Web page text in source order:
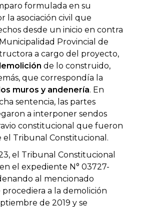
formulada en su
la asociación civil que
desde un inicio en contra
Provincial de
a cargo del proyecto,
de lo construido,
que correspondía la
muros y andenería. En
sentencia, las partes
a interponer sendos
constitucional que fueron
el Tribunal Constitucional.
el Tribunal Constitucional
el expediente N° 03727-
al mencionado
a la demolición
de 2019 y se